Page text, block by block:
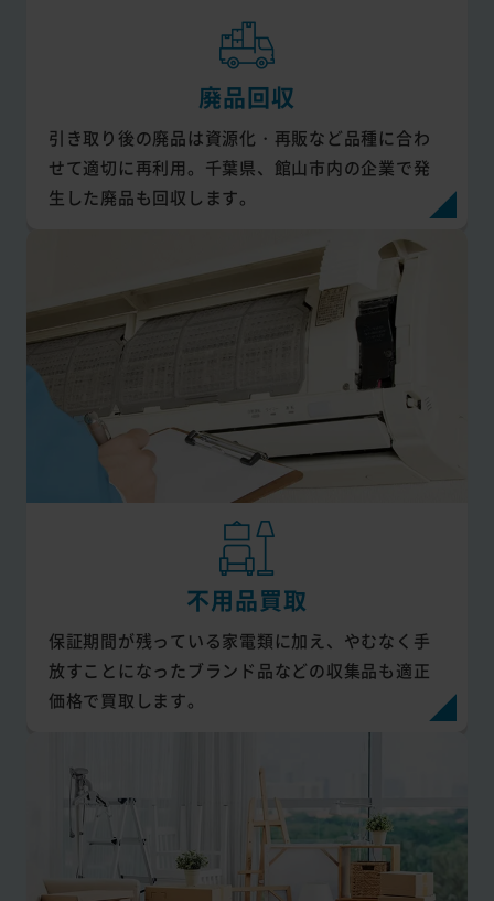
廃品回収
引き取り後の廃品は資源化・再販など品種に合わ
せて適切に再利用。千葉県、館山市内の企業で発
生した廃品も回収します。
不用品買取
保証期間が残っている家電類に加え、やむなく手
放すことになったブランド品などの収集品も適正
価格で買取します。